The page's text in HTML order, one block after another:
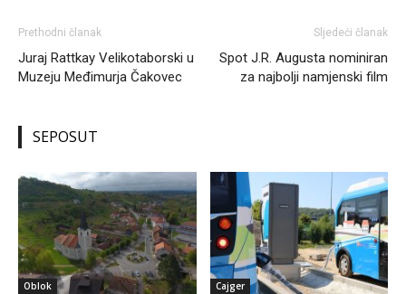
Prethodni članak
Juraj Rattkay Velikotaborski u
Muzeju Međimurja Čakovec
Sljedeći članak
Spot J.R. Augusta nominiran
za najbolji namjenski film
SEPOSUT
Oblok Cajger